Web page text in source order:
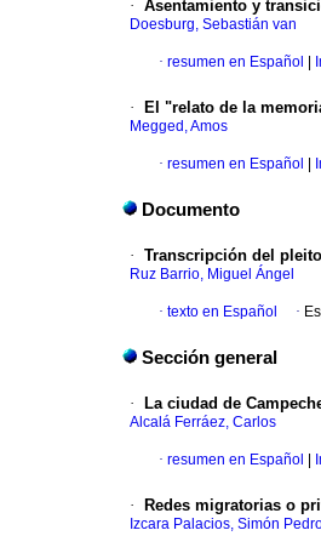
· Asentamiento y
Doesburg, Sebastián van
· resumen en Español
· El "relato de la
Megged, Amos
· resumen en Español
Documento
· Transcripción del
Ruz Barrio, Miguel Ángel
· texto en Español ·
Sección general
· La ciudad de
Alcalá Ferráez, Carlos
· resumen en Español
· Redes migratorias o
Izcara Palacios, Simón